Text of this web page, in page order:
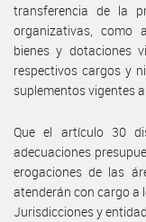
transferencia de la
organizativas, como
bienes y dotaciones
respectivos cargos y
suplementos vigentes a
Que el artículo 30
adecuaciones
erogaciones de las
atenderán con cargo a
Jurisdicciones y